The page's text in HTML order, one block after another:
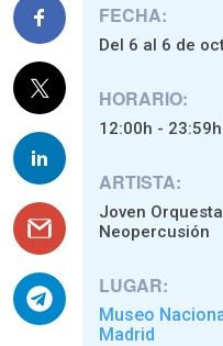
FECHA:
Del 6 al 6 de
HORARIO:
12:00h - 23:59h
ARTISTA:
Joven
Neopercusión
LUGAR:
Museo
Madrid